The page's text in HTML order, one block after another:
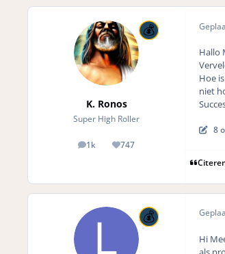
K. Ronos
Super High Roller
1k
posts 747
Reputation
Hallo
Hoe
niet
8
Hi